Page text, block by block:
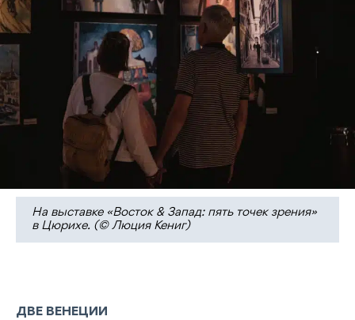
На выставке «Восток & Запад: пять точек зрения»
в Цюрихе. (© Люция Кениг)
ДВЕ ВЕНЕЦИИ